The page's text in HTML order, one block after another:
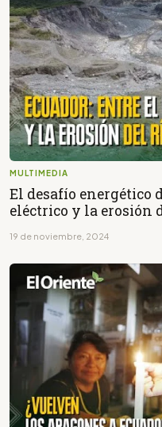
MULTIMEDIA
El desafío energético
eléctrico y la erosión
19 de noviembre, 2024